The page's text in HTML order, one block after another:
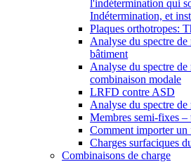
l'indétermination qui
Indétermination, et
Plaques orthotropes:
Analyse du spectre
bâtiment
Analyse du spectre
combinaison modale
LRFD contre ASD
Analyse du spectre de
Membres semi-fixes
Comment importer
Charges surfaciques
Combinaisons de charge